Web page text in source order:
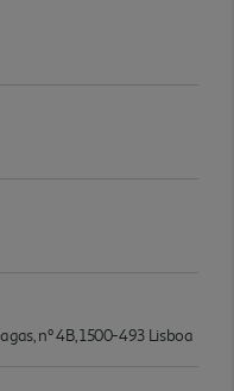
nº 4B, 1500-493 Lisboa